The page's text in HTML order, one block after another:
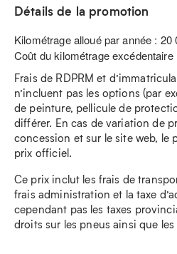
Détails de la promotion
Kilométrage alloué par année : 20
Coût du kilométrage
Frais de RDPRM et
n’incluent pas les options (par
de peinture, pellicule de
différer. En cas de variation de
concession et sur le site web, le
prix officiel.
Ce prix inclut les frais de
frais administration et la taxe
cependant pas les taxes
droits sur les pneus ainsi que